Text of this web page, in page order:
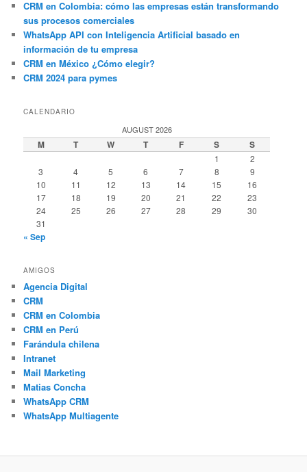
CRM en Colombia: cómo las empresas están transformando
sus procesos comerciales
WhatsApp API con Inteligencia Artificial basado en
información de tu empresa
CRM en México ¿Cómo elegir?
CRM 2024 para pymes
CALENDARIO
AUGUST 2026
M T W T F S S
1
2
3
4 5 6 7 8
9
10
11 12 13 14 15
16
17
18 19 20 21 22
23
24
25 26 27 28 29
30
31
« Sep
AMIGOS
Agencia Digital
CRM
CRM en Colombia
CRM en Perú
Farándula chilena
Intranet
Mail Marketing
Matias Concha
WhatsApp CRM
WhatsApp Multiagente